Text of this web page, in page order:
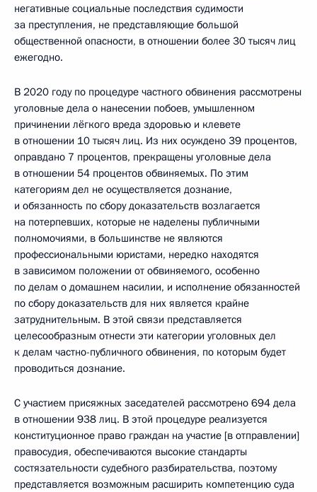
негативные социальные последствия судимости
за преступления, не представляющие большой
общественной опасности, в отношении более 30 тысяч лиц
ежегодно.
В 2020 году по процедуре частного обвинения рассмотрены
уголовные дела о нанесении побоев, умышленном
причинении лёгкого вреда здоровью и клевете
в отношении 10 тысяч лиц. Из них осуждено 39 процентов,
оправдано 7 процентов, прекращены уголовные дела
в отношении 54 процентов обвиняемых. По этим
категориям дел не осуществляется дознание,
и обязанность по сбору доказательств возлагается
на потерпевших, которые не наделены публичными
полномочиями, в большинстве не являются
профессиональными юристами, нередко находятся
в зависимом положении от обвиняемого, особенно
по делам о домашнем насилии, и исполнение обязанностей
по сбору доказательств для них является крайне
затруднительным. В этой связи представляется
целесообразным отнести эти категории уголовных дел
к делам частно-публичного обвинения, по которым будет
проводиться дознание.
С участием присяжных заседателей рассмотрено 694 дела
в отношении 938 лиц. В этой процедуре реализуется
конституционное право граждан на участие [в отправлении]
правосудия, обеспечиваются высокие стандарты
состязательности судебного разбирательства, поэтому
представляется возможным расширить компетенцию суда